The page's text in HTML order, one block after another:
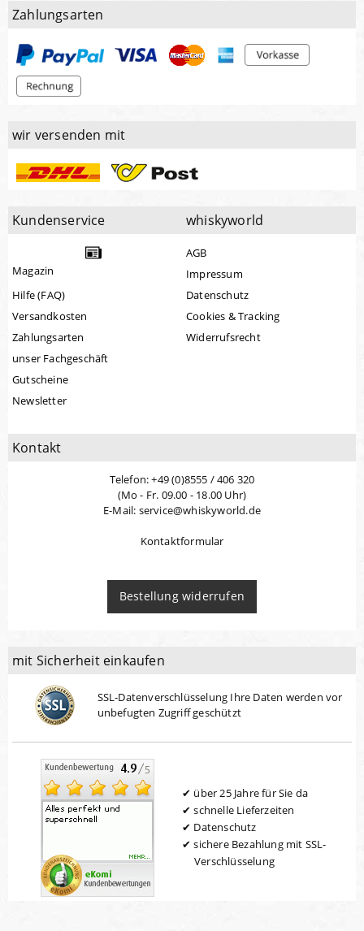
Zahlungsarten
wir versenden mit
Kundenservice
Magazin
Hilfe (FAQ)
Versandkosten
Zahlungsarten
unser Fachgeschäft
Gutscheine
Newsletter
whiskyworld
AGB
Impressum
Datenschutz
Cookies & Tracking
Widerrufsrecht
Kontakt
Telefon: +49 (0)8555 / 406 320
(Mo - Fr. 09.00 - 18.00 Uhr)
E-Mail: service@whiskyworld.de
Kontaktformular
Bestellung widerrufen
mit Sicherheit einkaufen
SSL-Datenverschlüsselung Ihre Daten werden vor
unbefugten Zugriff geschützt
über 25 Jahre für Sie da
schnelle Lieferzeiten
Datenschutz
sichere Bezahlung mit SSL-
Verschlüsselung